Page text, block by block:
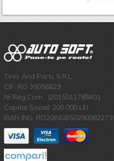
Tires And Parts S.R.L.
CIF: RO 35056829
Nr.Reg.Com.: J2015011788401
Capital Social: 200.000 LEI
IBAN ING: